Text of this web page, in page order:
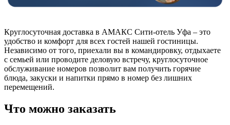
Круглосуточная доставка в АМАКС Сити-отель Уфа – это
удобство и комфорт для всех гостей нашей гостиницы.
Независимо от того, приехали вы в командировку, отдыхаете
с семьей или проводите деловую встречу, круглосуточное
обслуживание номеров позволит вам получить горячие
блюда, закуски и напитки прямо в номер без лишних
перемещений.
Что можно заказать